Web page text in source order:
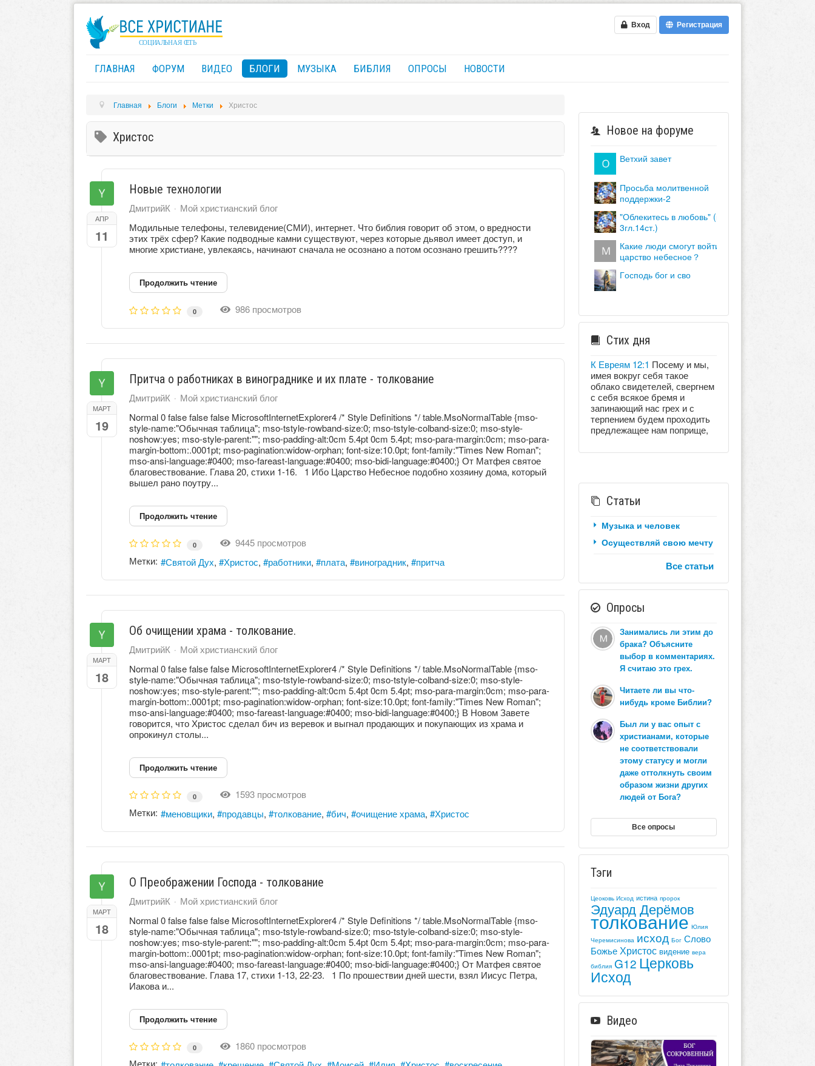
Вход Регистрация
ГЛАВНАЯ ФОРУМ ВИДЕО БЛОГИ МУЗЫКА БИБЛИЯ ОПРОСЫ НОВОСТИ
Главная Блоги Метки Христос
Христос
АПР
11
Новые технологии
ДмитрийК
Мой христианский блог
Модильные телефоны, телевидение(СМИ), интернет. Что библия говорит об этом, о вредности
этих трёх сфер? Какие подводные камни существуют, через которые дьявол имеет доступ, и
многие христиане, увлекаясь, начинают сначала не осознано а потом осознано грешить????
Продолжить чтение
0 986 просмотров
МАРТ
19
Притча о работниках в винограднике и их плате - толкование
ДмитрийК
Мой христианский блог
Normal 0 false false false MicrosoftInternetExplorer4 /* Style Definitions */ table.MsoNormalTable {mso-
style-name:"Обычная таблица"; mso-tstyle-rowband-size:0; mso-tstyle-colband-size:0; mso-style-
noshow:yes; mso-style-parent:""; mso-padding-alt:0cm 5.4pt 0cm 5.4pt; mso-para-margin:0cm; mso-para-
margin-bottom:.0001pt; mso-pagination:widow-orphan; font-size:10.0pt; font-family:"Times New Roman";
mso-ansi-language:#0400; mso-fareast-language:#0400; mso-bidi-language:#0400;} От Матфея святое
благовествование. Глава 20, стихи 1-16. 1 Ибо Царство Небесное подобно хозяину дома, который
вышел рано поутру...
Продолжить чтение
0
9445 просмотров
Метки:
Святой Дух Христос работники плата виноградник притча
МАРТ
18
Об очищении храма - толкование.
ДмитрийК
Мой христианский блог
Normal 0 false false false MicrosoftInternetExplorer4 /* Style Definitions */ table.MsoNormalTable {mso-
style-name:"Обычная таблица"; mso-tstyle-rowband-size:0; mso-tstyle-colband-size:0; mso-style-
noshow:yes; mso-style-parent:""; mso-padding-alt:0cm 5.4pt 0cm 5.4pt; mso-para-margin:0cm; mso-para-
margin-bottom:.0001pt; mso-pagination:widow-orphan; font-size:10.0pt; font-family:"Times New Roman";
mso-ansi-language:#0400; mso-fareast-language:#0400; mso-bidi-language:#0400;} В Новом Завете
говорится, что Христос сделал бич из веревок и выгнал продающих и покупающих из храма и
опрокинул столы...
Продолжить чтение
0
1593 просмотров
Метки:
меновщики продавцы толкование бич очищение храма Христос
МАРТ
18
О Преображении Господа - толкование
ДмитрийК
Мой христианский блог
Normal 0 false false false MicrosoftInternetExplorer4 /* Style Definitions */ table.MsoNormalTable {mso-
style-name:"Обычная таблица"; mso-tstyle-rowband-size:0; mso-tstyle-colband-size:0; mso-style-
noshow:yes; mso-style-parent:""; mso-padding-alt:0cm 5.4pt 0cm 5.4pt; mso-para-margin:0cm; mso-para-
margin-bottom:.0001pt; mso-pagination:widow-orphan; font-size:10.0pt; font-family:"Times New Roman";
mso-ansi-language:#0400; mso-fareast-language:#0400; mso-bidi-language:#0400;} От Матфея святое
благовествование. Глава 17, стихи 1-13, 22-23. 1 По прошествии дней шести, взял Иисус Петра,
Иакова и...
Продолжить чтение
0
1860 просмотров
Метки:
Новое на форуме
ветхий завет
просьба молитвенной
поддержки-2
"облекитесь в любовь" (кол.
3гл.14ст.)
какие люди смогут войти в
царство небесное？
господь бог и сво
Стих дня
К Евреям 12:1 Посему и мы,
имея вокруг себя такое
облако свидетелей, свергнем
с себя всякое бремя и
запинающий нас грех и с
терпением будем проходить
предлежащее нам поприще,
Статьи
Музыка и человек
Осуществляй свою мечту
Все статьи
Опросы
Занимались ли этим до
брака? Объясните
выбор в комментариях.
Я считаю это грех.
Читаете ли вы что-
нибудь кроме Библии?
Был ли у вас опыт с
христианами, которые
не соответствовали
этому статусу и могли
даже оттолкнуть своим
образом жизни других
людей от Бога?
Все опросы
Тэги
Цеоковь Исход истина пророк
Эдуард Дерёмов
толкование Юлия
Черемисинова исход Бог Слово
БожьеХристос видение вера
библия G12 Церковь
Исход
Видео